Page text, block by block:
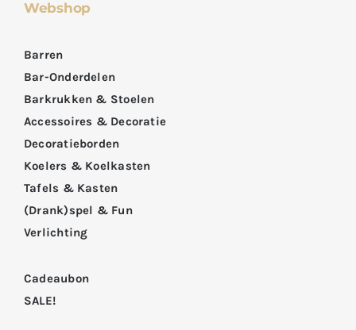
Webshop
Barren
Bar-Onderdelen
Barkrukken & Stoelen
Accessoires & Decoratie
Decoratieborden
Koelers & Koelkasten
Tafels & Kasten
(Drank)spel & Fun
Verlichting
Cadeaubon
SALE!